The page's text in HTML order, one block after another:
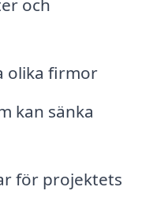
och
olika firmor
kan sänka
för projektets